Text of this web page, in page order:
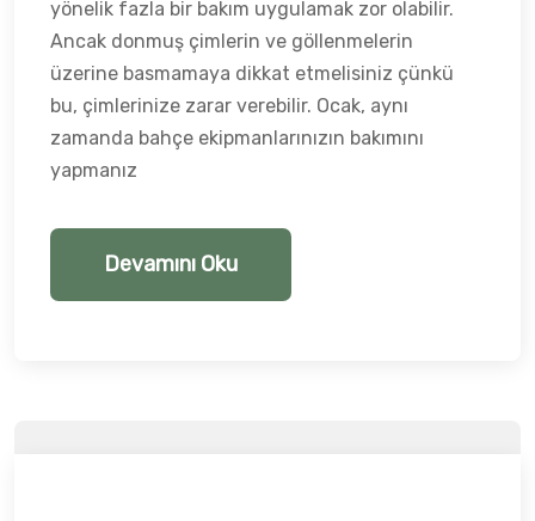
yönelik fazla bir bakım uygulamak zor olabilir.
Ancak donmuş çimlerin ve göllenmelerin
üzerine basmamaya dikkat etmelisiniz çünkü
bu, çimlerinize zarar verebilir. Ocak, aynı
zamanda bahçe ekipmanlarınızın bakımını
yapmanız
Devamını Oku